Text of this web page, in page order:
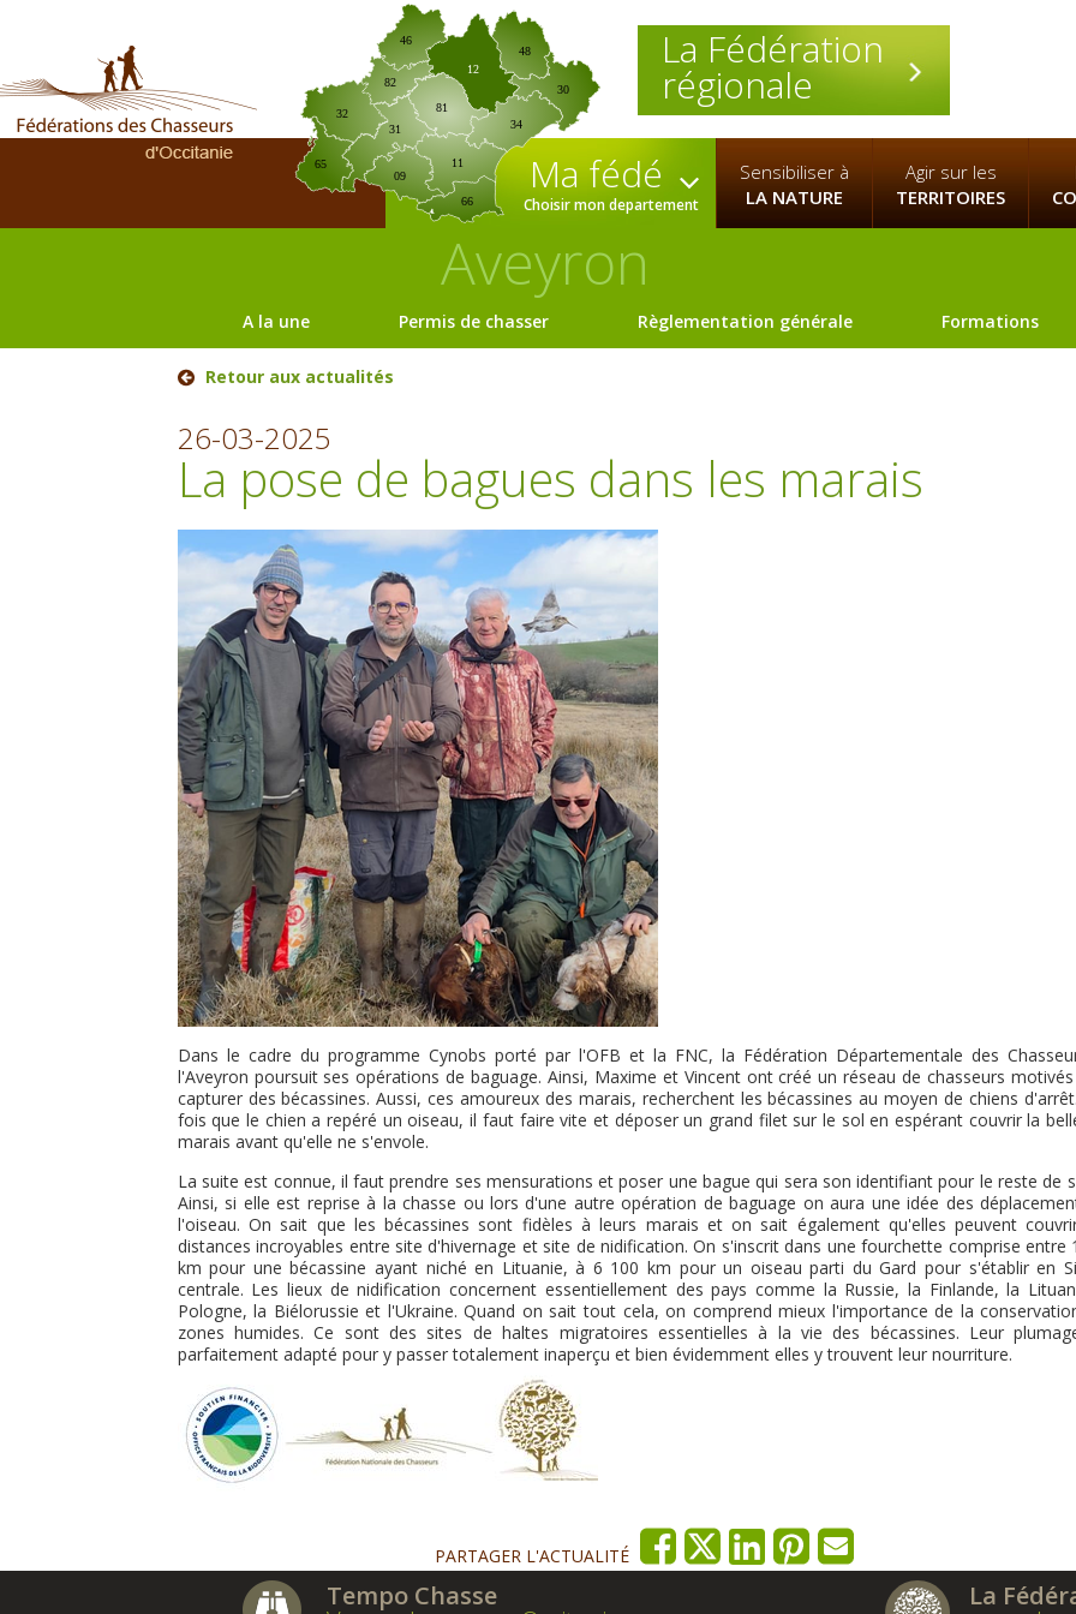
La Fédération
régionale
09
12
30
31
32
34
46
65
66
81
82
11
48
Ma fédé
Choisir mon departement
Sensibiliser à
LA NATURE
Agir sur les
TERRITOIRES
Aveyron
A la une Permis de chasser Règlementation générale Formations
Retour aux actualités
26-03-2025
La pose de bagues dans les marais
Dans le cadre du programme Cynobs porté par l'OFB et la FNC, la Fédération Départementale des
l'Aveyron poursuit ses opérations de baguage. Ainsi, Maxime et Vincent ont créé un réseau de chasseurs
capturer des bécassines. Aussi, ces amoureux des marais, recherchent les bécassines au moyen de chiens
fois que le chien a repéré un oiseau, il faut faire vite et déposer un grand filet sur le sol en espérant couvrir la
marais avant qu'elle ne s'envole.
La suite est connue, il faut prendre ses mensurations et poser une bague qui sera son identifiant pour le reste de
Ainsi, si elle est reprise à la chasse ou lors d'une autre opération de baguage on aura une idée des
l'oiseau. On sait que les bécassines sont fidèles à leurs marais et on sait également qu'elles peuvent
distances incroyables entre site d'hivernage et site de nidification. On s'inscrit dans une fourchette comprise entre
km pour une bécassine ayant niché en Lituanie, à 6 100 km pour un oiseau parti du Gard pour s'établir en
centrale. Les lieux de nidification concernent essentiellement des pays comme la Russie, la Finlande, la
Pologne, la Biélorussie et l'Ukraine. Quand on sait tout cela, on comprend mieux l'importance de la
zones humides. Ce sont des sites de haltes migratoires essentielles à la vie des bécassines. Leur
parfaitement adapté pour y passer totalement inaperçu et bien évidemment elles y trouvent leur nourriture.
PARTAGER L'ACTUALITÉ
Tempo Chasse La